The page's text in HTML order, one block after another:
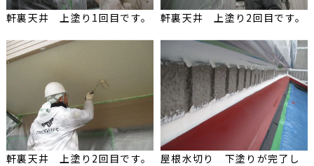
軒裏天井 上塗り1回目です。 軒裏天井 上塗り2回目です。
軒裏天井 上塗り2回目です。
屋根水切り 下塗りが完了し